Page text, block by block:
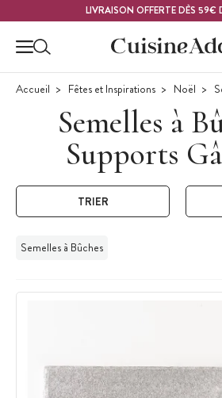
LIVRAISON OFFERTE DÈS 59€
Accueil Fêtes et Inspirations Noël
Semelles à
Supports
TRIER
Semelles à Bûches